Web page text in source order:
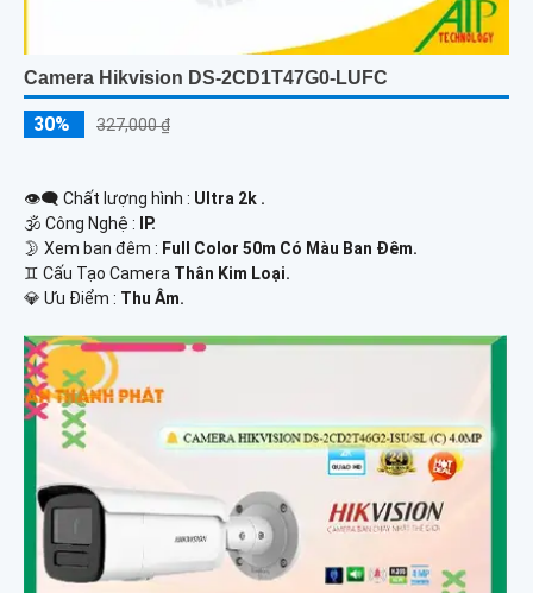
Camera Hikvision DS-2CD1T47G0-LUFC
30% 327,000 ₫
👁️‍🗨 Chất lượng hình : Ultra 2k .
🕉️ Công Nghệ : IP.
🌛 Xem ban đêm : Full Color 50m Có Màu Ban Đêm.
♊ Cấu Tạo Camera Thân Kim Loại.
️💎 Ưu Điểm : Thu Âm.